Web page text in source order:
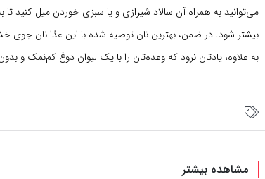
می‌توانید به همراه آن سالاد شیرازی و یا سبزی خوردن میل کنید تا
بیشتر شود. در ضمن، بهترین نان توصیه شده با این غذا نان جوی
به علاوه، یادتان نرود که وعده‌تان را با یک لیوان دوغ کم‌نمک و
مشاهده بیشتر